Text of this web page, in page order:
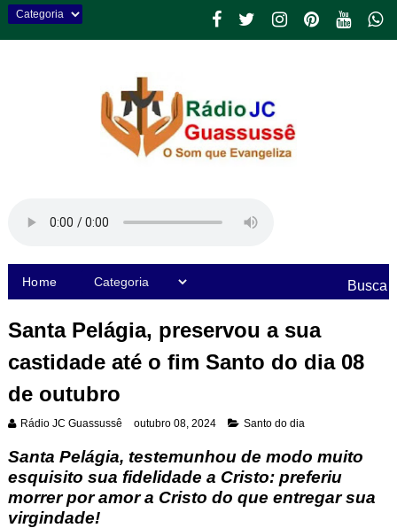
Home Busca
Santa Pelágia, preservou a sua
castidade até o fim Santo do dia 08
de outubro
Rádio JC Guassussê outubro 08, 2024 Santo do dia
Santa Pelágia, testemunhou de modo muito
esquisito sua fidelidade a Cristo: preferiu
morrer por amor a Cristo do que entregar sua
virgindade!